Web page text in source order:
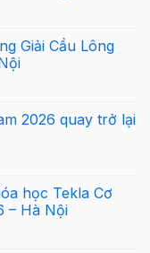
Giải Cầu Lông
2026 quay trở lại
học Tekla Cơ
– Hà Nội